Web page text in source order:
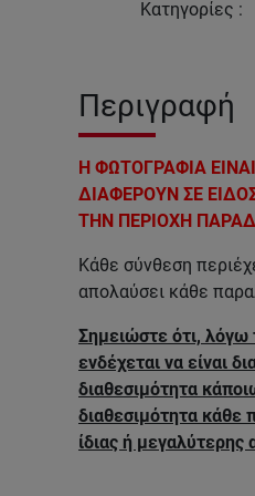
Κατηγορίες :
Περιγραφή
Η ΦΩΤΟΓΡΑΦΙΑ
ΔΙΑΦΕΡΟΥΝ ΣΕ
ΤΗΝ ΠΕΡΙΟΧΗ
Κάθε σύνθεση
απολαύσει κάθε
Σημειώστε ότι,
ενδέχεται να είναι
διαθεσιμότητα
διαθεσιμότητα κάθε
ίδιας ή μεγαλύτερης